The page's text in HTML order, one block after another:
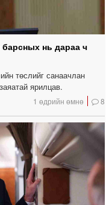
нь дараа ч
төслийг санаачлан
ярилцав.
1 өдрийн өмнө 8